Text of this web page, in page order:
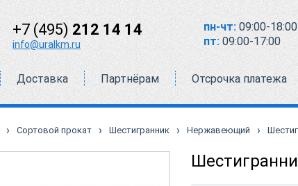
+7 (495) 212 14 14
info@uralkm.ru
пн-чт: 09:00-18:00
пт: 09:00-17:00
Доставка Партнёрам Отсрочка платежа
› Сортовой прокат › Шестигранник › Нержавеющий ›